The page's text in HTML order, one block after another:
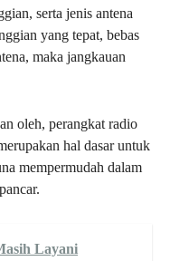
serta jenis antena
yang tepat, bebas
maka jangkauan
oleh, perangkat radio
hal dasar untuk
mempermudah dalam
Layani